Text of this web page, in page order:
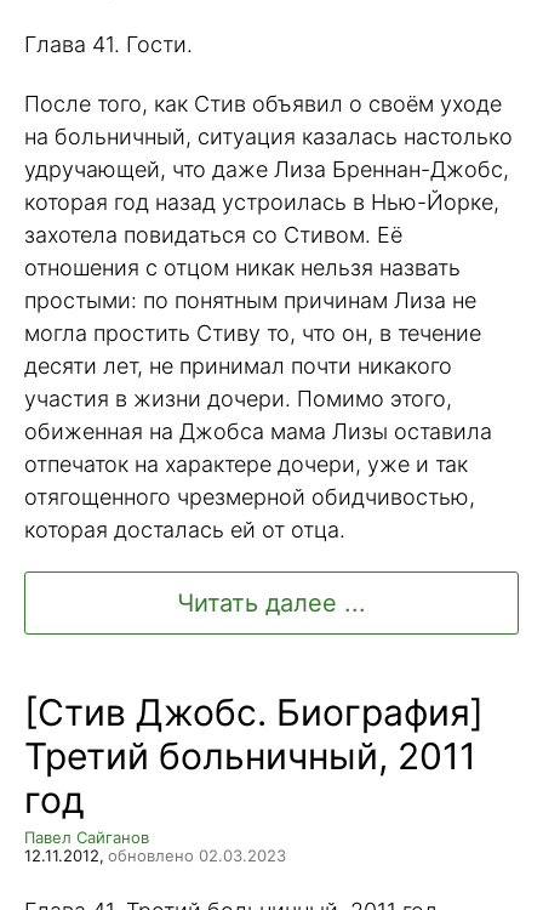
Глава 41. Гости.
После того, как Стив объявил о своём уходе
на больничный, ситуация казалась настолько
удручающей, что даже Лиза Бреннан-Джобс,
которая год назад устроилась в Нью-Йорке,
захотела повидаться со Стивом. Её
отношения с отцом никак нельзя назвать
простыми: по понятным причинам Лиза не
могла простить Стиву то, что он, в течение
десяти лет, не принимал почти никакого
участия в жизни дочери. Помимо этого,
обиженная на Джобса мама Лизы оставила
отпечаток на характере дочери, уже и так
отягощенного чрезмерной обидчивостью,
которая досталась ей от отца.
Читать далее ...
[Стив Джобс. Биография]
Третий больничный, 2011
год
Павел Сайганов
12.11.2012, обновлено 02.03.2023